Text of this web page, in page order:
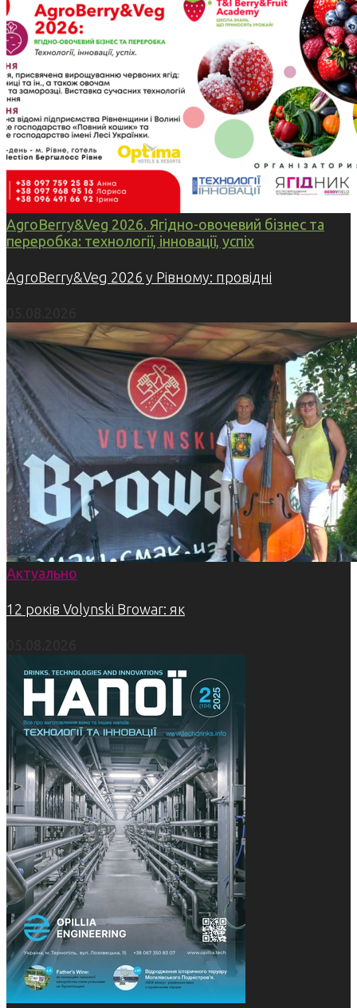
AgroBerry&Veg 2026. Ягідно-овочевий бізнес та
переробка: технології, інновації, успіх
AgroBerry&Veg 2026 у Рівному: провідні
Актуально
12 років Volynski Browar: як